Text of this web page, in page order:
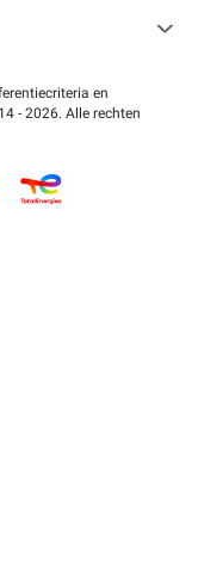
en
- 2026. Alle rechten